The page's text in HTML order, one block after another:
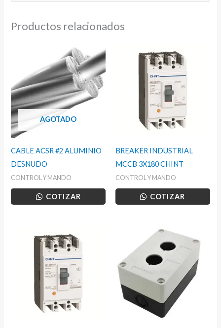
Productos relacionados
AGOTADO
CABLE ACSR #2 ALUMINIO
DESNUDO
CONTROL Y MANDO
COTIZAR
BREAKER INDUSTRIAL
MCCB 3X180 CHINT
CONTROL Y MANDO
COTIZAR